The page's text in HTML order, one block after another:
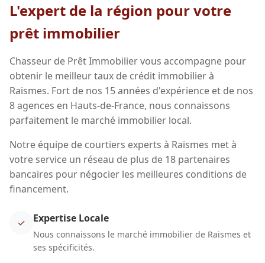
L'expert de la région pour votre
prêt immobilier
Chasseur de Prêt Immobilier vous accompagne pour
obtenir le meilleur taux de crédit immobilier à
Raismes. Fort de nos 15 années d'expérience et de nos
8 agences en Hauts-de-France, nous connaissons
parfaitement le marché immobilier local.
Notre équipe de courtiers experts à Raismes met à
votre service un réseau de plus de 18 partenaires
bancaires pour négocier les meilleures conditions de
financement.
✓ Expertise Locale
Nous connaissons le marché immobilier de Raismes et
ses spécificités.